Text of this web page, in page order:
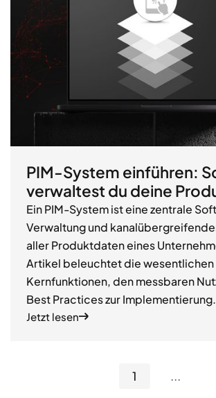
PIM-System einführen:
verwaltest du deine
Ein PIM-System ist eine zentrale
Verwaltung und
aller Produktdaten eines
Artikel beleuchtet die wesentlichen
Kernfunktionen, den messbaren
Best Practices zur Implementierung.
Jetzt lesen
1 ...